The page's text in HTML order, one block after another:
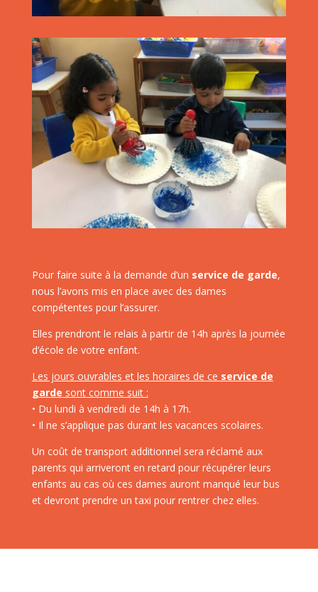
Pour faire suite à la demande d’un service de garde,
nous l’avons mis en place avec des dames
compétentes pour l’assurer.
Elles prendront le relais à partir de 14h après la journée
d’école de votre enfant.
Les jours ouvrables et les horaires de ce service de
garde sont comme suit :
• Du lundi à vendredi de 14h à 17h.
• Il ne s’applique pas durant les vacances scolaires.
Un coût de transport additionnel sera réclamé aux
parents qui arriveront en retard pour récupérer leurs
enfants au cas où ces dames auront manqué leur bus
et devront prendre un taxi pour rentrer chez elles.